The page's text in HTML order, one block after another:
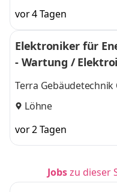
vor 4 Tagen
Elektroniker für
- Wartung /
(m/w/d)
Terra Gebäudetechnik
Löhne
vor 2 Tagen
Jobszu dieser